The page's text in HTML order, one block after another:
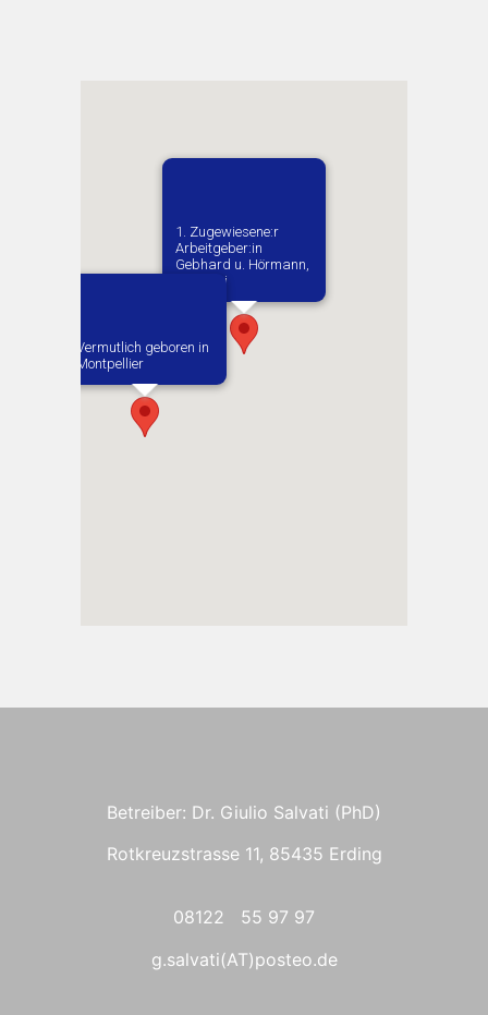
Vermutlich geboren in
Montpellier
1. Zugewiesene:r
Arbeitgeber:in​
Gebhard u. Hörmann,
Brauerei
Betreiber: Dr. Giulio Salvati (PhD)
Rotkreuzstrasse 11, 85435 Erding
08122 55 97 97
g.salvati(AT)posteo.de